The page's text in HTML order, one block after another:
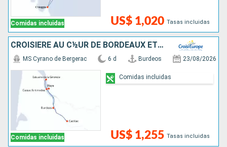
Comidas incluidas US$ 1,020 Tasas incluidas
CROISIÈRE AU C½UR DE BORDEAUX ET SA RÉGION : ITINÉRAIRE DÉCOUVERTE
Comidas incluidas
MS Cyrano de Bergerac 6 d Burdeos 23/08/2026
US$ 1,255 Tasas incluidas
Comidas incluidas